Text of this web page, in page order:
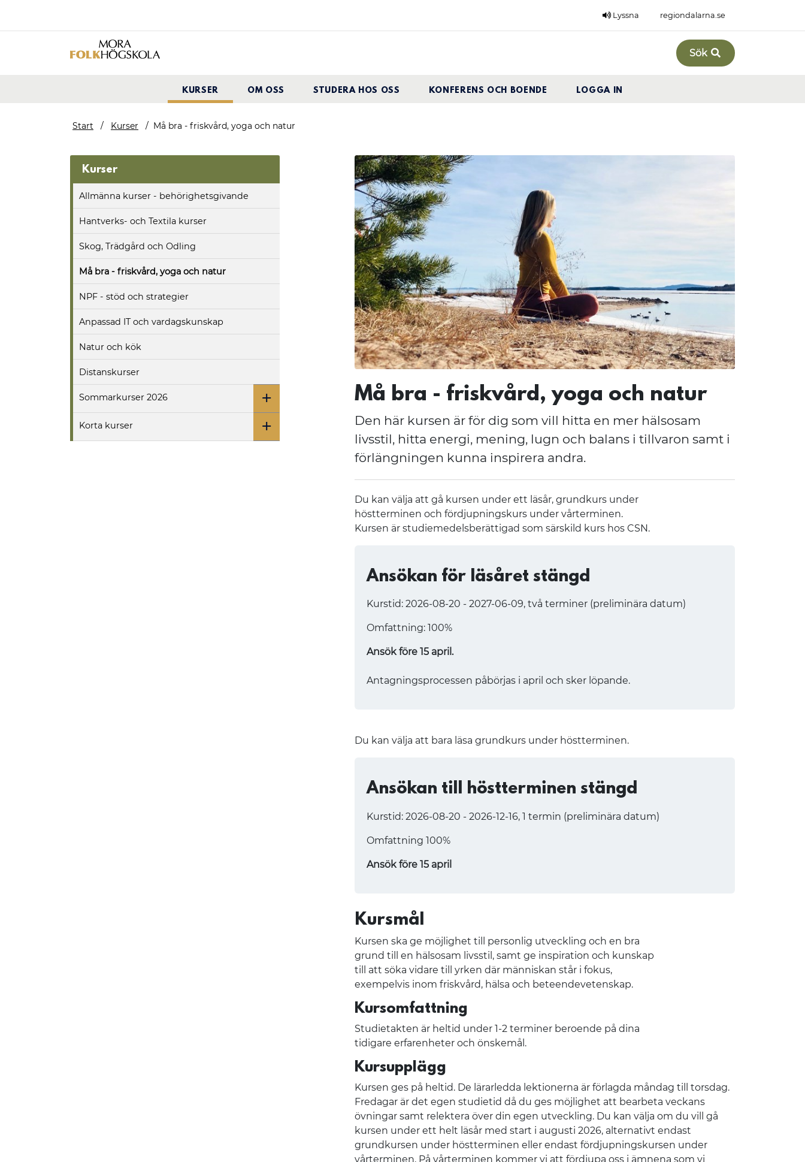
Lyssna regiondalarna.se
Sök
KURSER OM OSS STUDERA HOS OSS KONFERENS OCH BOENDE LOGGA IN
Start Kurser Må bra - friskvård, yoga och natur
Kurser
Allmänna kurser - behörighetsgivande
Hantverks- och Textila kurser
Skog, Trädgård och Odling
Må bra - friskvård, yoga och natur
NPF - stöd och strategier
Anpassad IT och vardagskunskap
Natur och kök
Distanskurser
Sommarkurser 2026
Öppna undermeny för Sommarkurser 2026
Korta kurser
Öppna undermeny för Korta kurser
Må bra - friskvård, yoga och natur
Den här kursen är för dig som vill hitta en mer hälsosam
livsstil, hitta energi, mening, lugn och balans i tillvaron samt i
förlängningen kunna inspirera andra.
Du kan välja att gå kursen under ett läsår, grundkurs under
höstterminen och fördjupningskurs under vårterminen.
Kursen är studiemedelsberättigad som särskild kurs hos CSN.
Ansökan för läsåret stängd
Kurstid: 2026-08-20 - 2027-06-09, två terminer (preliminära datum)
Omfattning: 100%
Ansök före 15 april.
Antagningsprocessen påbörjas i april och sker löpande.
Du kan välja att bara läsa grundkurs under höstterminen.
Ansökan till höstterminen stängd
Kurstid: 2026-08-20 - 2026-12-16, 1 termin (preliminära datum)
Omfattning 100%
Ansök före 15 april
Kursmål
Kursen ska ge möjlighet till personlig utveckling och en bra
grund till en hälsosam livsstil, samt ge inspiration och kunskap
till att söka vidare till yrken där människan står i fokus,
exempelvis inom friskvård, hälsa och beteendevetenskap.
Kursomfattning
Studietakten är heltid under 1-2 terminer beroende på dina
tidigare erfarenheter och önskemål.
Kursupplägg
Kursen ges på heltid. De lärarledda lektionerna är förlagda måndag till torsdag.
Fredagar är det egen studietid då du ges möjlighet att bearbeta veckans
övningar samt relektera över din egen utveckling. Du kan välja om du vill gå
kursen under ett helt läsår med start i augusti 2026, alternativt endast
grundkursen under höstterminen eller endast fördjupningskursen under
vårterminen. På vårterminen kommer vi att fördjupa oss i ämnena som vi